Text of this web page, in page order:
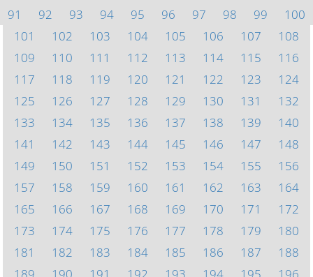
91
92 93 94 95 96 97 98 99
100
101
102 103 104 105 106 107
108
109
110 111 112 113 114 115
116
117
118 119 120 121 122 123
124
125
126 127 128 129 130 131
132
133
134 135 136 137 138 139
140
141
142 143 144 145 146 147
148
149
150 151 152 153 154 155
156
157
158 159 160 161 162 163
164
165
166 167 168 169 170 171
172
173
174 175 176 177 178 179
180
181
182 183 184 185 186 187
188